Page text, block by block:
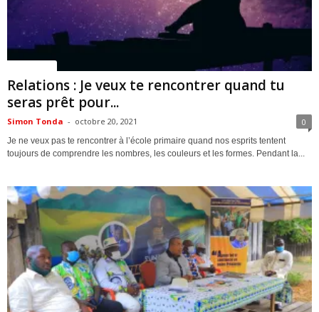
Relations : Je veux te rencontrer quand tu
seras prêt pour...
Simon Tonda - octobre 20, 2021 0
Je ne veux pas te rencontrer à l’école primaire quand nos esprits tentent
toujours de comprendre les nombres, les couleurs et les formes. Pendant la...